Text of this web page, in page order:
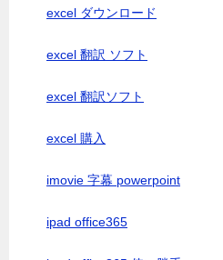
excel ダウンロード
excel 翻訳 ソフト
excel 翻訳ソフト
excel 購入
imovie 字幕 powerpoint
ipad office365